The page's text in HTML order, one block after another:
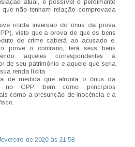
atual, é possível o perdimento
não tenham relação comprovada
nítida inversão do ônus da prova
visto que a prova de que os bens
de crime caberá ao acusado e,
prove o contrario, terá seus bens
aqueles correspondentes à
de seu patrimônio e aquele que seria
renda lícita.
de medida que afronta o ônus da
no CPP, bem como princípios
como a presunção de inocência e a
de 2020 às 21:58